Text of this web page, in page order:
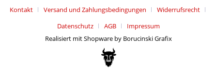
Kontakt
Versand und Zahlungsbedingungen
Widerrufsrecht
Datenschutz
AGB
Impressum
Realisiert mit Shopware by Borucinski Grafix